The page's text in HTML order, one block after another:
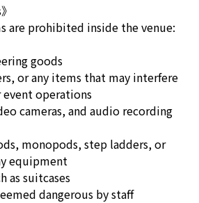
are prohibited inside the venue:
goods
or any items that may interfere
operations
cameras, and audio recording
monopods, step ladders, or
equipment
as suitcases
dangerous by staff